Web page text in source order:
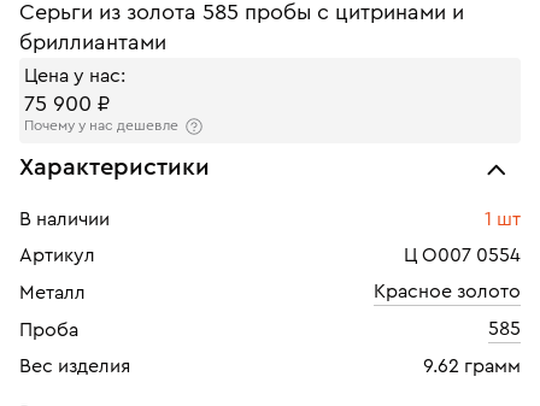
Серьги из золота 585 пробы с цитринами и
бриллиантами
Цена у нас:
75 900 ₽
Почему у нас дешевле
Характеристики
В наличии
1 шт
Артикул
Ц О007 0554
Металл
Красное золото
Проба
585
Вес изделия
9.62 грамм